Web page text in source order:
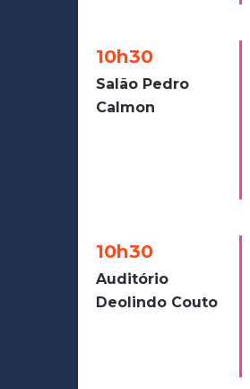
10h30
Salão Pedro
Calmon
10h30
Auditório
Deolindo Couto